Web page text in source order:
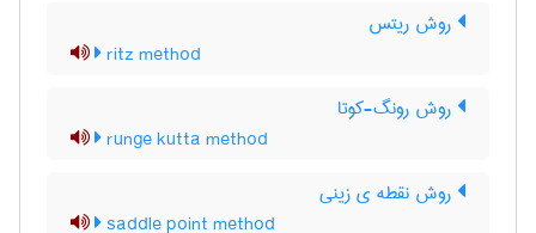
روش ریتس
ritz method
روش رونگ-کوتا
runge kutta method
روش نقطه ی زینی
saddle point method